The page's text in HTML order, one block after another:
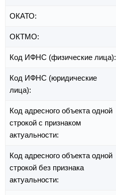
ОКАТО:
ОКТМО:
Код ИФНС (физические лица):
Код ИФНС (юридические
лица):
Код адресного объекта одной
строкой с признаком
актуальности:
Код адресного объекта одной
строкой без признака
актуальности: